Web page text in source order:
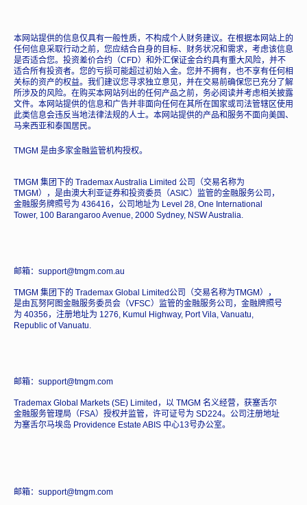
本网站提供的信息仅具有一般性质，不构成个人财务建议。在根据本网站上的
任何信息采取行动之前，您应结合自身的目标、财务状况和需求，考虑该信息
是否适合您。投资差价合约（CFD）和外汇保证金合约具有重大风险，并不
适合所有投资者。您的亏损可能超过初始入金。您并不拥有，也不享有任何相
关标的资产的权益。我们建议您寻求独立意见，并在交易前确保您已充分了解
所涉及的风险。在购买本网站列出的任何产品之前，务必阅读并考虑相关披露
文件。本网站提供的信息和广告并非面向任何在其所在国家或司法管辖区使用
此类信息会违反当地法律法规的人士。本网站提供的产品和服务不面向美国、
马来西亚和泰国居民。
TMGM 是由多家金融监管机构授权。
TMGM 集团下的 Trademax Australia Limited 公司（交易名称为
TMGM），是由澳大利亚证券和投资委员（ASIC）监管的金融服务公司，
金融服务牌照号为 436416，公司地址为 Level 28, One International
Tower, 100 Barangaroo Avenue, 2000 Sydney, NSW Australia.
邮箱：support@tmgm.com.au
TMGM 集团下的 Trademax Global Limited公司（交易名称为TMGM），
是由瓦努阿图金融服务委员会（VFSC）监管的金融服务公司，金融牌照号
为 40356，注册地址为 1276, Kumul Highway, Port Vila, Vanuatu,
Republic of Vanuatu.
邮箱：support@tmgm.com
Trademax Global Markets (SE) Limited，以 TMGM 名义经营，获塞舌尔
金融服务管理局（FSA）授权并监管，许可证号为 SD224。公司注册地址
为塞舌尔马埃岛 Providence Estate ABIS 中心13号办公室。
邮箱：support@tmgm.com